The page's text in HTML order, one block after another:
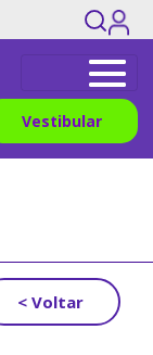
Vestibular
< Voltar